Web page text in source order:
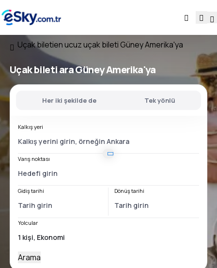
Uçak biletien ucuz uçak bileti Güney Amerika'ya
Uçak bileti ara Güney Amerika'ya
Her iki şekilde de Tek yönlü
Kalkış yeri
Varış noktası
Gidiş tarihi Dönüş tarihi
Yolcular
Arama